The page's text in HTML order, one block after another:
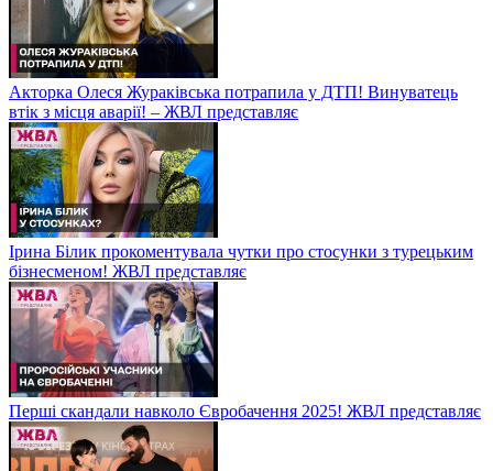
Акторка Олеся Жураківська потрапила у ДТП! Винуватець
втік з місця аварії! – ЖВЛ представляє
Ірина Білик прокоментувала чутки про стосунки з турецьким
бізнесменом! ЖВЛ представляє
Перші скандали навколо Євробачення 2025! ЖВЛ представляє